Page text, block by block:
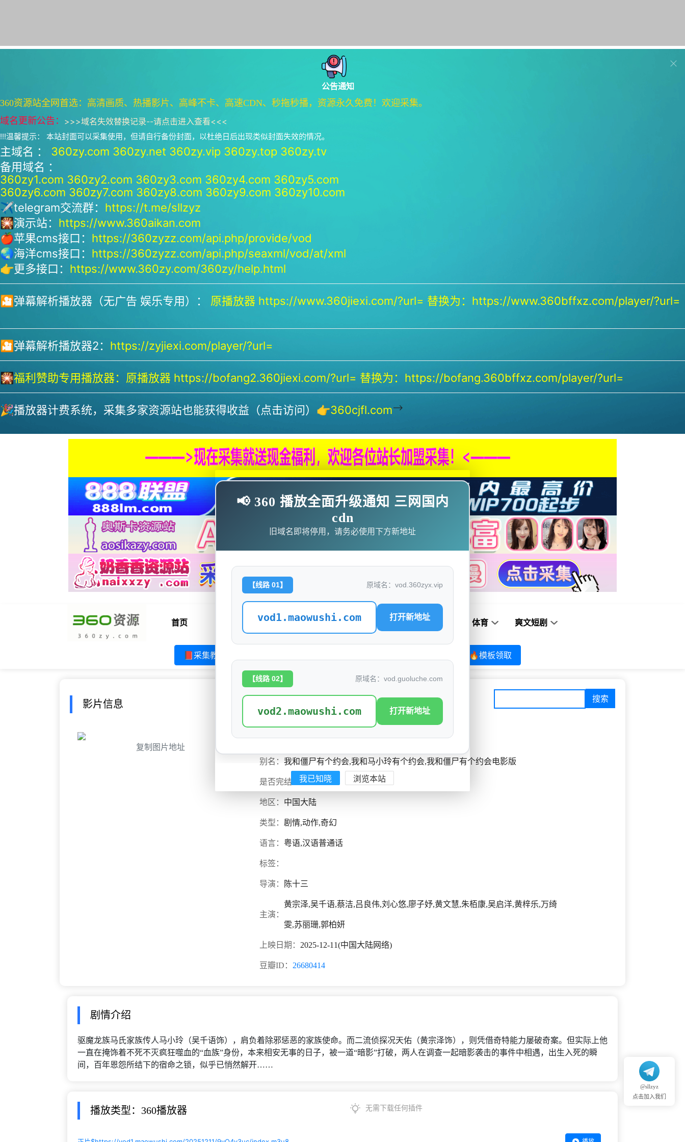
公告通知
360资源站全网首选：高清画质、热播影片、高峰不卡、高速CDN、秒拖秒播，资源永久免费！欢迎采集。
域名更新公告： >>>域名失效替换记录--请点击进入查看<<<
!!!温馨提示： 本站封面可以采集使用，但请自行备份封面，以杜绝日后出现类似封面失效的情况。
主域名 ： 360zy.com 360zy.net 360zy.vip 360zy.top 360zy.tv
备用域名 ：
360zy1.com 360zy2.com 360zy3.com 360zy4.com 360zy5.com
360zy6.com 360zy7.com 360zy8.com 360zy9.com 360zy10.com
✈telegram交流群： https://t.me/sllzyz
🎇演示站： https://www.360aikan.com
🍎苹果cms接口： https://360zyzz.com/api.php/provide/vod
🌏海洋cms接口： https://360zyzz.com/api.php/seaxml/vod/at/xml
👉更多接口： https://www.360zy.com/360zy/help.html
🎦弹幕解析播放器（无广告 娱乐专用）： 原播放器 https://www.360jiexi.com/?url= 替换为：https://www.360bffxz.com/player/?url=
🎦弹幕解析播放器2： https://zyjiexi.com/player/?url=
🎇福利赞助专用播放器： 原播放器 https://bofang2.360jiexi.com/?url= 替换为：https://bofang.360bffxz.com/player/?url=
🎉播放器计费系统，采集多家资源站也能获得收益（点击访问）👉360cjfl.com-->
首页 连续剧 综艺 伦理片 体育 爽文短剧
📕采集教程 🔥模板领取
影片信息
复制图片地址
驱魔龙族马小玲粤语
别名： 我和僵尸有个约会,我和马小玲有个约会,我和僵尸有个约会电影版
是否完结：0
地区： 中国大陆
类型： 剧情,动作,奇幻
语言： 粤语,汉语普通话
标签：
导演： 陈十三
主演：
黄宗泽,吴千语,蔡洁,吕良伟,刘心悠,廖子妤,黄文慧,朱栢康,吴启洋,黄梓乐,万绮
雯,苏丽珊,郭柏妍
上映日期： 2025-12-11(中国大陆网络)
豆瓣ID： 26680414
剧情介绍
驱魔龙族马氏家族传人马小玲（吴千语饰），肩负着除邪惩恶的家族使命。而二流侦探况天佑（黄宗泽饰），则凭借奇特能力屡破奇案。但实际上他
一直在掩饰着不死不灭疯狂噬血的“血族”身份，本来相安无事的日子，被一道“暗影”打破，两人在调查一起暗影袭击的事件中相遇，出生入死的瞬
间，百年恩怨所结下的宿命之锁，似乎已悄然解开……
播放类型：360播放器 无需下载任何插件
@sllzyz
点击加入我们
📢 360 播放全面升级通知 三网国内
cdn
旧域名即将停用，请务必使用下方新地址
【线路 01】 原域名：vod.360zyx.vip
vod1.maowushi.com 打开新地址
【线路 02】 原域名：vod.guoluche.com
vod2.maowushi.com 打开新地址
我已知晓 浏览本站